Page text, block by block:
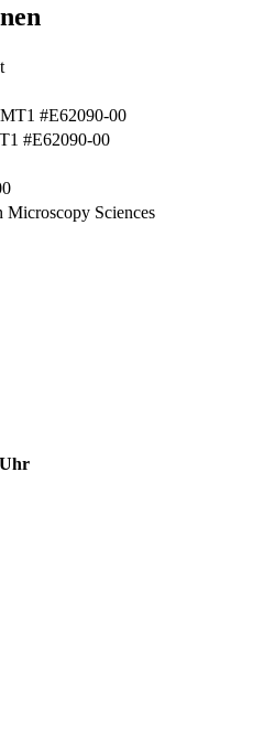
#E62090-00
#E62090-00
Microscopy Sciences